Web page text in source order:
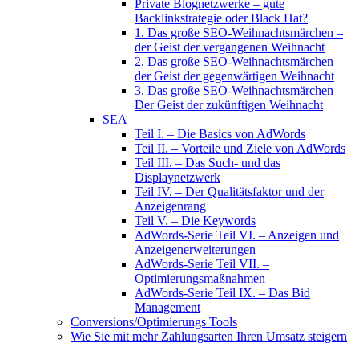
Private Blognetzwerke – gute
Backlinkstrategie oder Black Hat?
1. Das große SEO-Weihnachtsmärchen –
der Geist der vergangenen Weihnacht
2. Das große SEO-Weihnachtsmärchen –
der Geist der gegenwärtigen Weihnacht
3. Das große SEO-Weihnachtsmärchen –
Der Geist der zukünftigen Weihnacht
SEA
Teil I. – Die Basics von AdWords
Teil II. – Vorteile und Ziele von AdWords
Teil III. – Das Such- und das
Displaynetzwerk
Teil IV. – Der Qualitätsfaktor und der
Anzeigenrang
Teil V. – Die Keywords
AdWords-Serie Teil VI. – Anzeigen und
Anzeigenerweiterungen
AdWords-Serie Teil VII. –
Optimierungsmaßnahmen
AdWords-Serie Teil IX. – Das Bid
Management
Conversions/Optimierungs Tools
Wie Sie mit mehr Zahlungsarten Ihren Umsatz steigern